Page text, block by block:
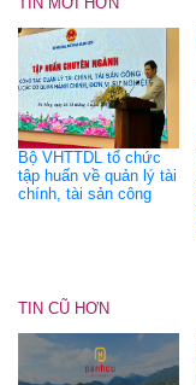
Bộ VHTTDL tổ chức
tập huấn về quản lý tài
chính, tài sản công
TIN CŨ HƠN